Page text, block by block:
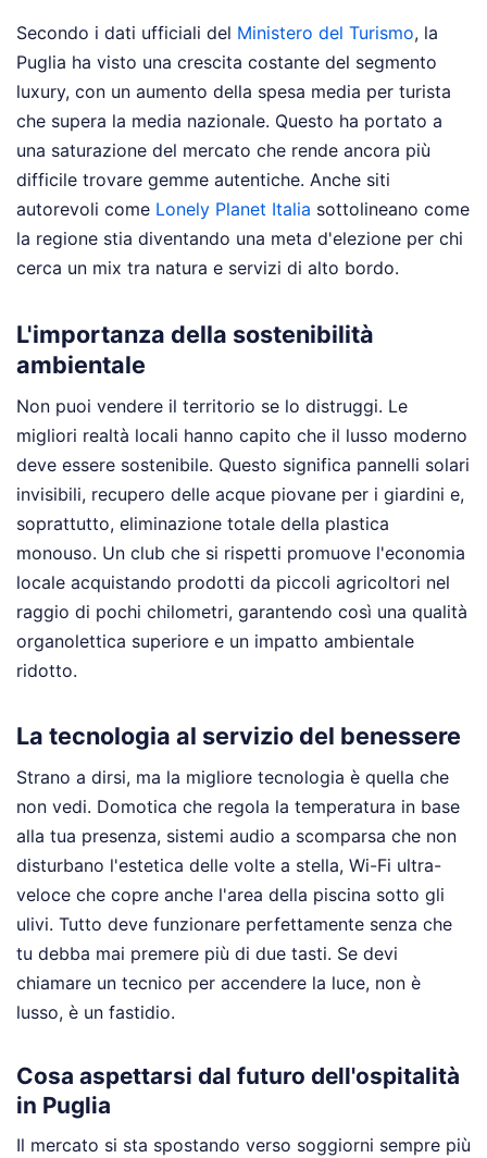
Secondo i dati ufficiali del Ministero del Turismo, la
Puglia ha visto una crescita costante del segmento
luxury, con un aumento della spesa media per turista
che supera la media nazionale. Questo ha portato a
una saturazione del mercato che rende ancora più
difficile trovare gemme autentiche. Anche siti
autorevoli come Lonely Planet Italia sottolineano come
la regione stia diventando una meta d'elezione per chi
cerca un mix tra natura e servizi di alto bordo.
L'importanza della sostenibilità
ambientale
Non puoi vendere il territorio se lo distruggi. Le
migliori realtà locali hanno capito che il lusso moderno
deve essere sostenibile. Questo significa pannelli solari
invisibili, recupero delle acque piovane per i giardini e,
soprattutto, eliminazione totale della plastica
monouso. Un club che si rispetti promuove l'economia
locale acquistando prodotti da piccoli agricoltori nel
raggio di pochi chilometri, garantendo così una qualità
organolettica superiore e un impatto ambientale
ridotto.
La tecnologia al servizio del benessere
Strano a dirsi, ma la migliore tecnologia è quella che
non vedi. Domotica che regola la temperatura in base
alla tua presenza, sistemi audio a scomparsa che non
disturbano l'estetica delle volte a stella, Wi-Fi ultra-
veloce che copre anche l'area della piscina sotto gli
ulivi. Tutto deve funzionare perfettamente senza che
tu debba mai premere più di due tasti. Se devi
chiamare un tecnico per accendere la luce, non è
lusso, è un fastidio.
Cosa aspettarsi dal futuro dell'ospitalità
in Puglia
Il mercato si sta spostando verso soggiorni sempre più